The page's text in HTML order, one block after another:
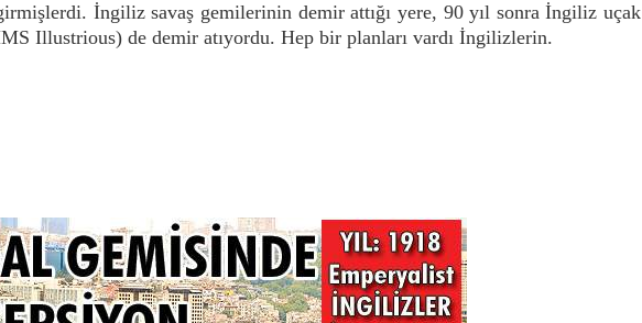
İngiliz savaş gemilerinin demir attığı yere, 90 yıl sonra İngiliz uçak
Illustrious) de demir atıyordu. Hep bir planları vardı İngilizlerin.